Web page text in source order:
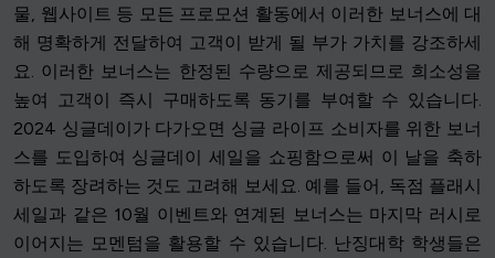
물, 웹사이트 등 모든 프로모션 활동에서 이러한 보너스에 대
해 명확하게 전달하여 고객이 받게 될 부가 가치를 강조하세
요. 이러한 보너스는 한정된 수량으로 제공되므로 희소성을
높여 고객이 즉시 구매하도록 동기를 부여할 수 있습니다.
2024 싱글데이가 다가오면 싱글 라이프 소비자를 위한 보너
스를 도입하여 싱글데이 세일을 쇼핑함으로써 이 날을 축하
하도록 장려하는 것도 고려해 보세요. 예를 들어, 독점 플래시
세일과 같은 10월 이벤트와 연계된 보너스는 마지막 러시로
이어지는 모멘텀을 활용할 수 있습니다. 난징대학 학생들은